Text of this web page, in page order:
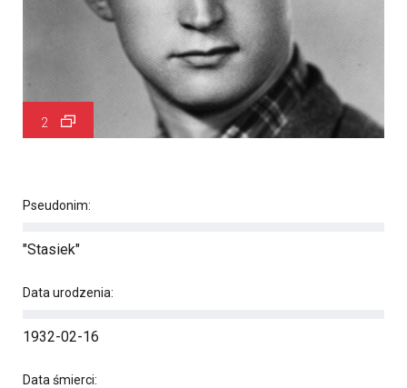
2
Pseudonim:
"Stasiek"
Data urodzenia:
1932-02-16
Data śmierci: